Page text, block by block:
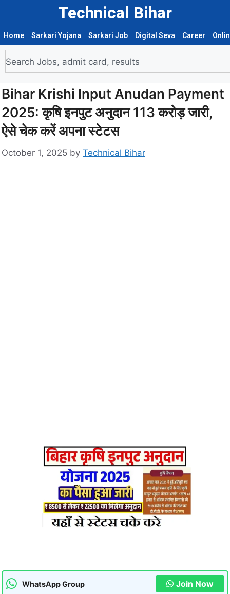
Technical Bihar
Home Sarkari Yojana Sarkari Job Digital Seva Career
Bihar Krishi Input Anudan Payment
2025: कृषि इनपुट अनुदान 113 करोड़ जारी,
ऐसे चेक करें अपना स्टेटस
October 1, 2025 by Technical Bihar
WhatsApp Group Join Now